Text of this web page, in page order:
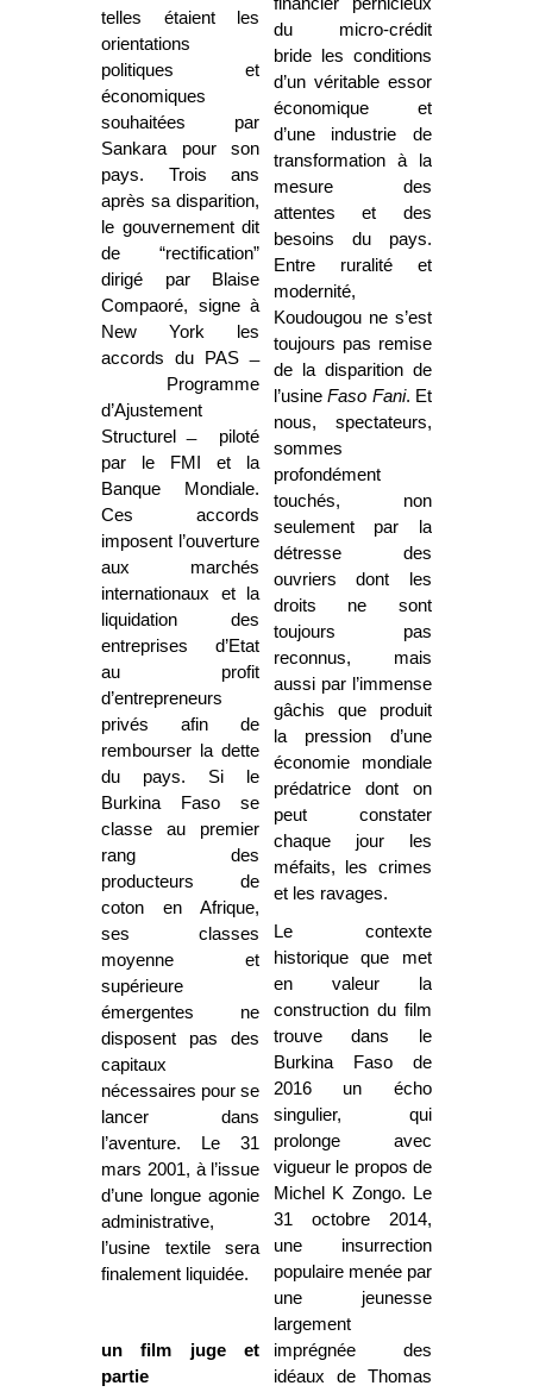
telles étaient les
orientations
politiques et
économiques
souhaitées par
Sankara pour son
pays. Trois ans
après sa disparition,
le gouvernement dit
de “rectification”
dirigé par Blaise
Compaoré, signe à
New York les
accords du PAS ̶
Programme
d’Ajustement
Structurel ̶ piloté
par le FMI et la
Banque Mondiale.
Ces accords
imposent l’ouverture
aux marchés
internationaux et la
liquidation des
entreprises d’Etat
au profit
d’entrepreneurs
privés afin de
rembourser la dette
du pays. Si le
Burkina Faso se
classe au premier
rang des
producteurs de
coton en Afrique,
ses classes
moyenne et
supérieure
émergentes ne
disposent pas des
capitaux
nécessaires pour se
lancer dans
l’aventure. Le 31
mars 2001, à l’issue
d’une longue agonie
administrative,
l’usine textile sera
finalement liquidée.
un film juge et
partie
financier pernicieux
du micro-crédit
bride les conditions
d’un véritable essor
économique et
d’une industrie de
transformation à la
mesure des
attentes et des
besoins du pays.
Entre ruralité et
modernité,
Koudougou ne s’est
toujours pas remise
de la disparition de
l’usineFaso Fani. Et
nous, spectateurs,
sommes
profondément
touchés, non
seulement par la
détresse des
ouvriers dont les
droits ne sont
toujours pas
reconnus, mais
aussi par l’immense
gâchis que produit
la pression d’une
économie mondiale
prédatrice dont on
peut constater
chaque jour les
méfaits, les crimes
et les ravages.
Le contexte
historique que met
en valeur la
construction du film
trouve dans le
Burkina Faso de
2016 un écho
singulier, qui
prolonge avec
vigueur le propos de
Michel K Zongo. Le
31 octobre 2014,
une insurrection
populaire menée par
une jeunesse
largement
imprégnée des
idéaux de Thomas